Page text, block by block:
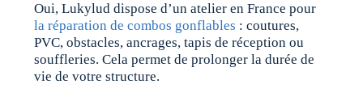
Oui, Lukylud dispose d’un atelier en France pour
la réparation de combos gonflables : coutures,
PVC, obstacles, ancrages, tapis de réception ou
souffleries. Cela permet de prolonger la durée de
vie de votre structure.